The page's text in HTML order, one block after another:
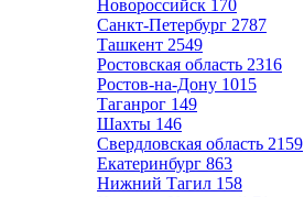
Новороссийск 170
Санкт-Петербург 2787
Ташкент 2549
Ростовская область 2316
Ростов-на-Дону 1015
Таганрог 149
Шахты 146
Свердловская область 2159
Екатеринбург 863
Нижний Тагил 158